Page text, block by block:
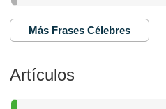
Más Frases Célebres
Artículos